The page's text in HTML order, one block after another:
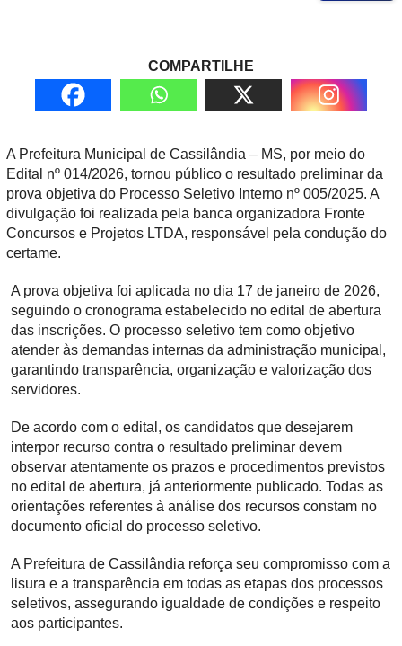
COMPARTILHE
A Prefeitura Municipal de Cassilândia – MS, por meio do
Edital nº 014/2026, tornou público o resultado preliminar da
prova objetiva do Processo Seletivo Interno nº 005/2025. A
divulgação foi realizada pela banca organizadora Fronte
Concursos e Projetos LTDA, responsável pela condução do
certame.
A prova objetiva foi aplicada no dia 17 de janeiro de 2026,
seguindo o cronograma estabelecido no edital de abertura
das inscrições. O processo seletivo tem como objetivo
atender às demandas internas da administração municipal,
garantindo transparência, organização e valorização dos
servidores.
De acordo com o edital, os candidatos que desejarem
interpor recurso contra o resultado preliminar devem
observar atentamente os prazos e procedimentos previstos
no edital de abertura, já anteriormente publicado. Todas as
orientações referentes à análise dos recursos constam no
documento oficial do processo seletivo.
A Prefeitura de Cassilândia reforça seu compromisso com a
lisura e a transparência em todas as etapas dos processos
seletivos, assegurando igualdade de condições e respeito
aos participantes.